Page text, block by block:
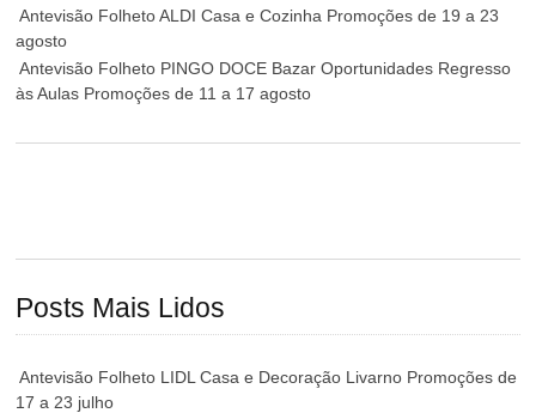
Antevisão Folheto ALDI Casa e Cozinha Promoções de 19 a 23
agosto
Antevisão Folheto PINGO DOCE Bazar Oportunidades Regresso
às Aulas Promoções de 11 a 17 agosto
Posts Mais Lidos
Antevisão Folheto LIDL Casa e Decoração Livarno Promoções de
17 a 23 julho